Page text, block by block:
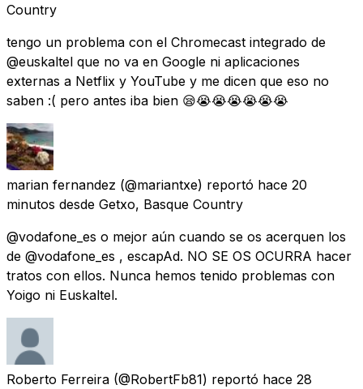
Country
tengo un problema con el Chromecast integrado de
@euskaltel que no va en Google ni aplicaciones
externas a Netflix y YouTube y me dicen que eso no
saben :( pero antes iba bien 😪😭😭😭😭😭😭
marian fernandez (@mariantxe) reportó hace 20
minutos desde Getxo, Basque Country
@vodafone_es o mejor aún cuando se os acerquen los
de @vodafone_es , escapAd. NO SE OS OCURRA hacer
tratos con ellos. Nunca hemos tenido problemas con
Yoigo ni Euskaltel.
Roberto Ferreira (@RobertFb81) reportó hace 28